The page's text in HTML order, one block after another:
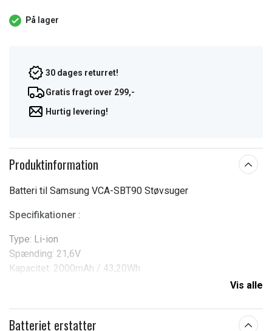
På lager
30 dages returret!
Gratis fragt over 299,-
Hurtig levering!
Produktinformation
Batteri til Samsung VCA-SBT90 Støvsuger
Specifikationer :
Type: Li-ion
Spænding: 21,6V
Kapacitet: 2000mAh / 43,20Wh
Samsung
Vis alle
Batteriet erstatter